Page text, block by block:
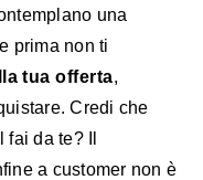
una
prima non ti
tua offerta,
Credi che
da te? Il
a customer non è